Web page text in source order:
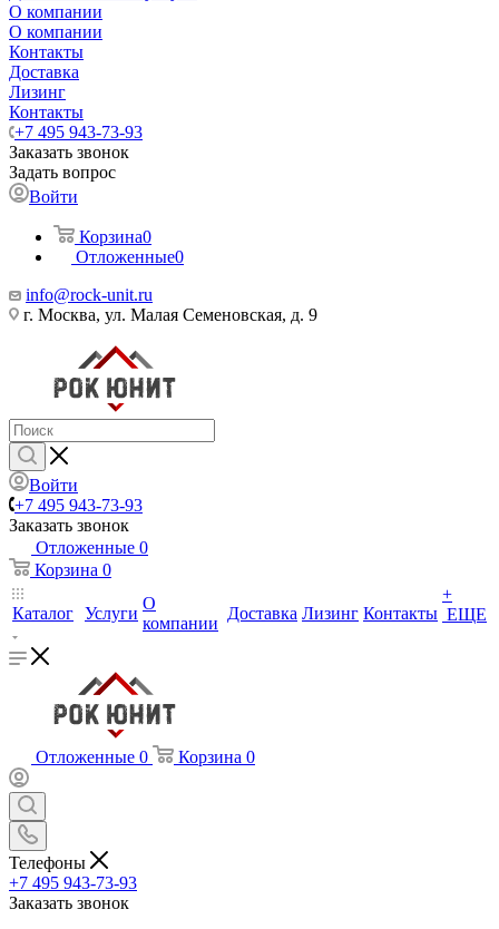
О компании
О компании
Контакты
Доставка
Лизинг
Контакты
+7 495 943-73-93
Заказать звонок
Задать вопрос
Войти
Корзина0
Отложенные0
info@rock-unit.ru
г. Москва, ул. Малая Семеновская, д. 9
Войти
+7 495 943-73-93
Заказать звонок
Отложенные 0
Корзина 0
Каталог Услуги
О
компании
Доставка Лизинг Контакты
+
ЕЩЕ
Отложенные 0 Корзина 0
Телефоны
+7 495 943-73-93
Заказать звонок